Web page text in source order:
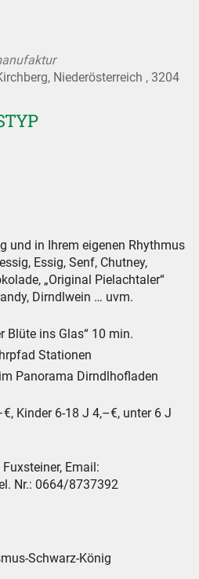
Niederösterreich , 3204
und in Ihrem eigenen Rhythmus
Essig, Senf, Chutney,
„Original Pielachtaler“
Dirndlwein … uvm.
Blüte ins Glas“ 10 min.
Stationen
Panorama Dirndlhofladen
Kinder 6-18 J 4,–€, unter 6 J
Email:
Nr.: 0664/8737392
Schwarz-König